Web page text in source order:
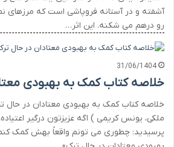
آشفته و در آستانه فروپاشی است که مرزهای
رو درهم می شکنه. این اثر…
31/06/1404
خلاصه کتاب کمک به بهبودی
خلاصه کتاب کمک به بهبودی معتادان در حال
ملکی، یونس کریمی ) اگه عزیزتون درگیر
پرسیدید: چطوری می تونم واقعاً بهش کمک